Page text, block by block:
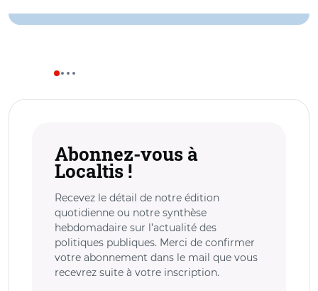
Abonnez-vous à
Localtis !
Recevez le détail de notre édition
quotidienne ou notre synthèse
hebdomadaire sur l’actualité des
politiques publiques. Merci de confirmer
votre abonnement dans le mail que vous
recevrez suite à votre inscription.